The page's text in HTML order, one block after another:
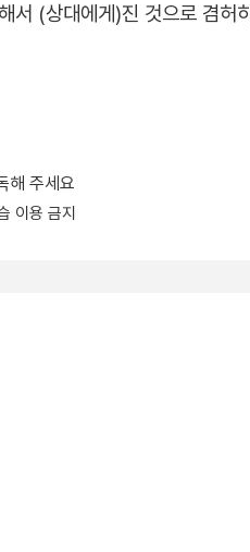
서 (상대에게)진 것으로 겸허히
해 주세요
이용 금지